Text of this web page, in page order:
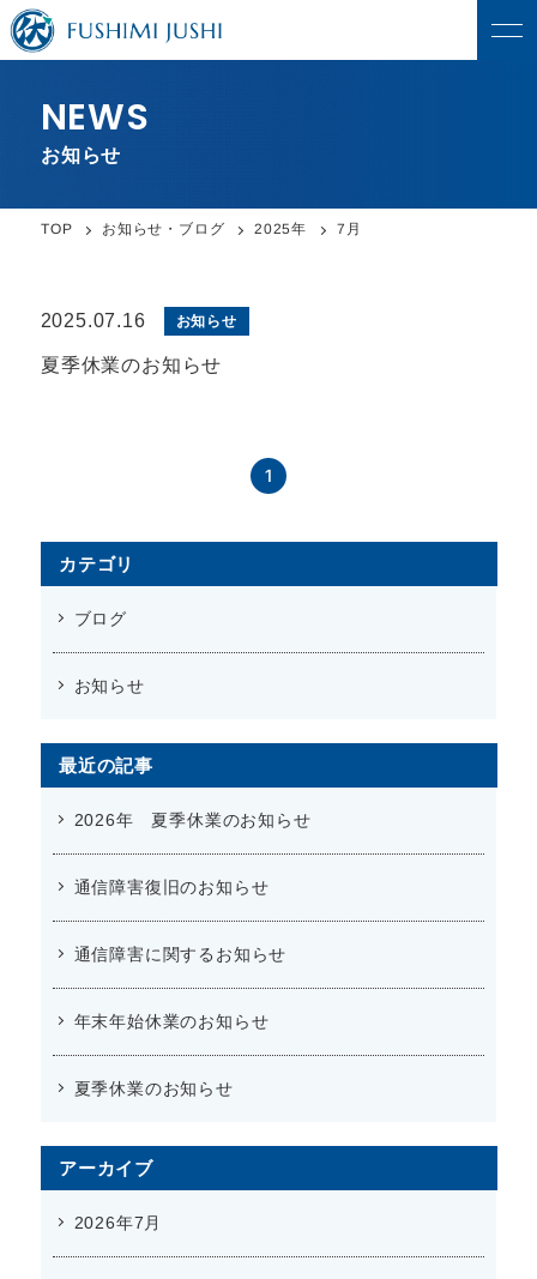
NEWS
お知らせ
TOP お知らせ・ブログ 2025年 7月
2025.07.16 お知らせ
夏季休業のお知らせ
1
カテゴリ
ブログ
お知らせ
最近の記事
2026年 夏季休業のお知らせ
通信障害復旧のお知らせ
通信障害に関するお知らせ
年末年始休業のお知らせ
夏季休業のお知らせ
アーカイブ
2026年7月